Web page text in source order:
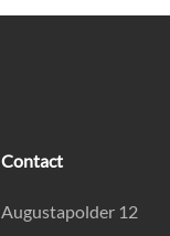
Contact
Augustapolder 12